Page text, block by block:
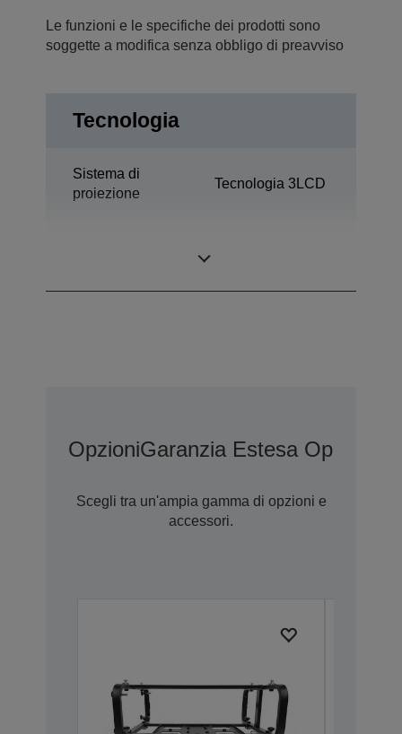
Le funzioni e le specifiche dei prodotti sono
soggette a modifica senza obbligo di preavviso
Tecnologia
Sistema di
proiezione
Tecnologia 3LCD
OpzioniGaranzia Estesa
Scegli tra un'ampia gamma di opzioni e
accessori.